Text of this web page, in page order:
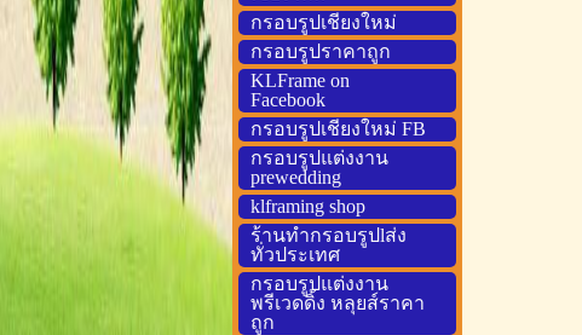
กรอบรูปเชียงใหม่
กรอบรูปราคาถูก
KLFrame on
Facebook
กรอบรูปเชียงใหม่ FB
กรอบรูปแต่งงาน
prewedding
klframing shop
ร้านทำกรอบรูปlส่ง
ทั่วประเทศ
กรอบรูปแต่งงาน
พรีเวดดิ้ง หลุยส์ราคา
ถูก